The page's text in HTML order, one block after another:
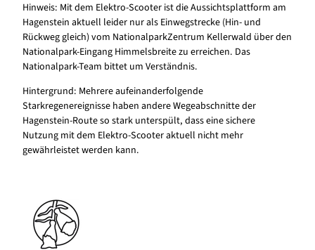
Hinweis: Mit dem Elektro-Scooter ist die Aussichtsplattform am
Hagenstein aktuell leider nur als Einwegstrecke (Hin- und
Rückweg gleich) vom NationalparkZentrum Kellerwald über den
Nationalpark-Eingang Himmelsbreite zu erreichen. Das
Nationalpark-Team bittet um Verständnis.
Hintergrund: Mehrere aufeinanderfolgende
Starkregenereignisse haben andere Wegeabschnitte der
Hagenstein-Route so stark unterspült, dass eine sichere
Nutzung mit dem Elektro-Scooter aktuell nicht mehr
gewährleistet werden kann.